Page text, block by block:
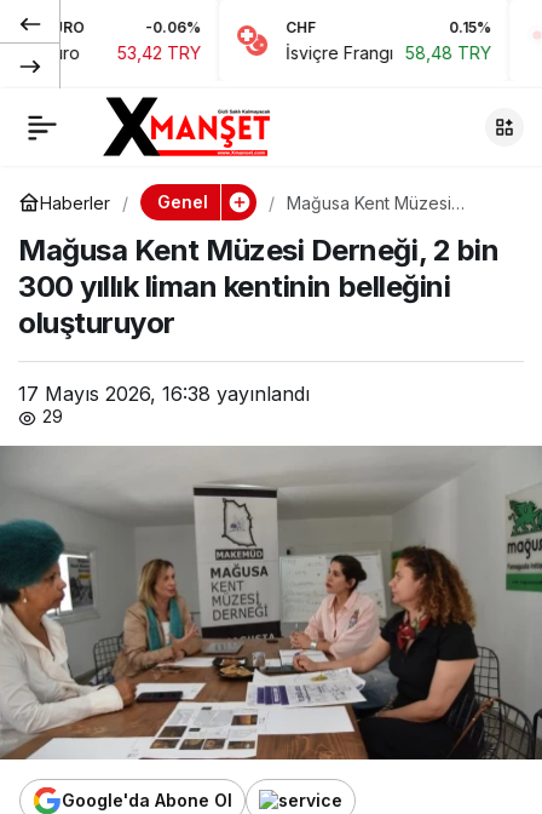
-0.06%
53,42 TRY
CHF
İsviçre Frangı 58,48 TRY
JPY
Japon
Haberler Genel
Mağusa Kent Müzesi
liman kentinin belleğini
oluşturuyor
Mağusa Kent Müzesi Derneği, 2 bin
300 yıllık liman kentinin belleğini
oluşturuyor
17 Mayıs 2026, 16:38 yayınlandı
29
Google'da Abone Ol
Uzman uyardı: Tütün
kullanımı beyin
incelmeye yol
açabiliyor
Paylaş